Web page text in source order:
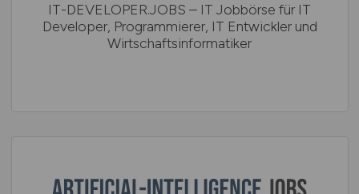
IT-DEVELOPER.JOBS – IT Jobbörse für IT
Developer, Programmierer, IT Entwickler und
Wirtschaftsinformatiker